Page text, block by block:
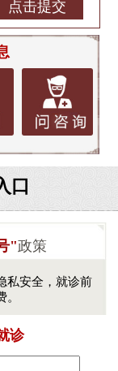
口
"政策
私安全，就诊前
诊